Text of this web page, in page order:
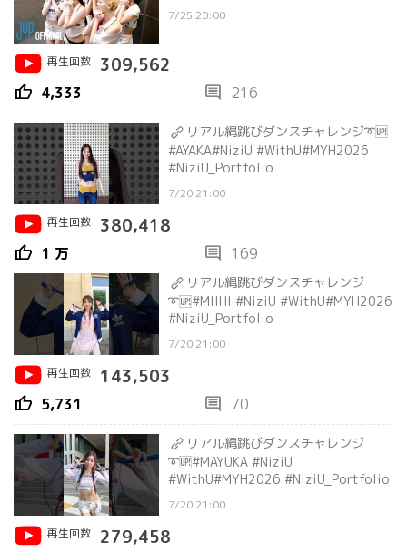
7/25 20:00
再生回数 309,562
thumb_up 4,333 comment 216
リアル縄跳びダンスチャレンジ➰🆙
#AYAKA#NiziU #WithU#MYH2026
#NiziU_Portfolio
7/20 21:00
再生回数
380,418
thumb_up 1 万 comment 169
リアル縄跳びダンスチャレンジ
➰🆙#MIIHI #NiziU #WithU#MYH2026
#NiziU_Portfolio
7/20 21:00
再生回数
143,503
thumb_up 5,731 comment 70
リアル縄跳びダンスチャレンジ
➰🆙#MAYUKA #NiziU
#WithU#MYH2026 #NiziU_Portfolio
7/20 21:00
再生回数
279,458